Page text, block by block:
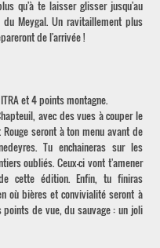
qu'à te laisser glisser jusqu'au
Meygal. Un ravitaillement plus
de l'arrivée !
et 4 points montagne.
avec des vues à couper le
seront à ton menu avant de
Tu enchaineras sur les
oubliés. Ceux-ci vont t'amener
cette édition. Enfin, tu finiras
où bières et convivialité seront à
de vue, du sauvage : un joli